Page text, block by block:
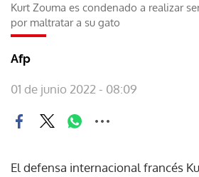
Kurt Zouma es condenado a realizar
por maltratar a su gato
Afp
01 de junio 2022 - 08:09
El defensa internacional francés